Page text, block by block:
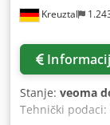
Kreuztal
Stanje: veoma
Tehnički